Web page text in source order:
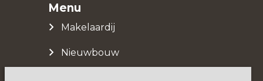
Menu
Makelaardij
Nieuwbouw